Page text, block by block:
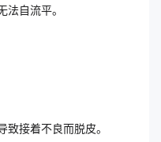
自流平。
接着不良而脱皮。